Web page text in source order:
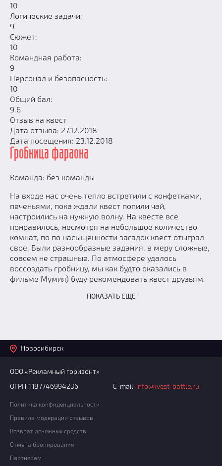
10
Логические задачи:
9
Сюжет:
10
Командная работа:
9
Персонал и безопасность:
10
Общий бал:
9.6
Отзыв на квест
Дата отзыва: 27.12.2018
Дата посещения: 23.12.2018
Гробница фараона
Команда: без команды
На входе нас очень тепло встретили с конфетками,
печеньями, пока ждали квест попили чай,
настроились на нужную волну. На квесте все
понравилось, несмотря на небольшое количество
комнат, по по насыщенности загадок квест отыграл
свое. Были разнообразные задания, в меру сложные,
совсем не страшные. По атмосфере удалось
воссоздать гробницу, мы как будто оказались в
фильме Мумия) буду рекомендовать квест друзьям.
ПОКАЗАТЬ ЕЩЕ
Новосибирск
ООО «Рекламный горизонт»
ОГРН: 1187746994236
E-mail: info@kvest-battle.ru
Политика конфиденциальности
Правила модерации отзывов
Возврат денежных средств
Отмена бронирования
Партнерам